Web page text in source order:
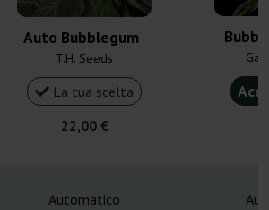
Auto Bubblegum
T.H. Seeds
La tua scelta
22,00 €
Automatico